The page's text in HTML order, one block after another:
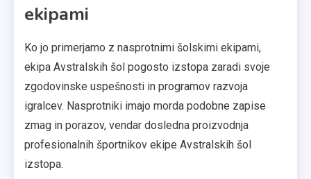
ekipami
Ko jo primerjamo z nasprotnimi šolskimi ekipami,
ekipa Avstralskih šol pogosto izstopa zaradi svoje
zgodovinske uspešnosti in programov razvoja
igralcev. Nasprotniki imajo morda podobne zapise
zmag in porazov, vendar dosledna proizvodnja
profesionalnih športnikov ekipe Avstralskih šol
izstopa.